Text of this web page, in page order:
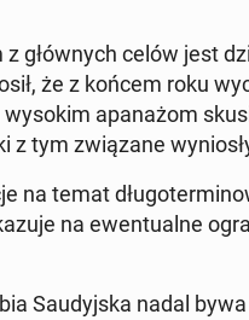
głów­nych celów jest
że z końcem roku
wysokim apa­na­żom
z tym zwią­za­ne
na temat
na ewen­tu­al­ne
Sau­dyj­ska nadal